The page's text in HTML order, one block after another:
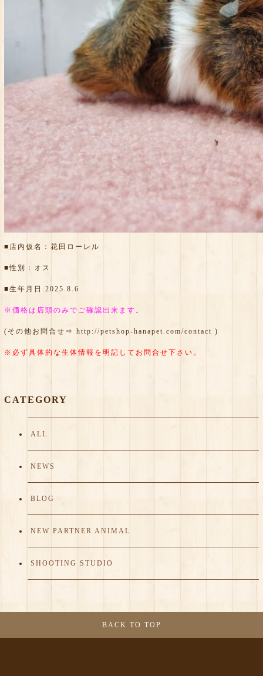
■店内仮名：花田ローレル
■性別：オス
■生年月日:2025.8.6
※価格は店頭のみでご確認出来ます。
(その他お問合せ⇒ http://petshop-hanapet.com/contact )
※必ず具体的な生体情報を明記してお問合せ下さい。
CATEGORY
ALL
NEWS
BLOG
NEW PARTNER ANIMAL
SHOOTING STUDIO
BACK TO TOP